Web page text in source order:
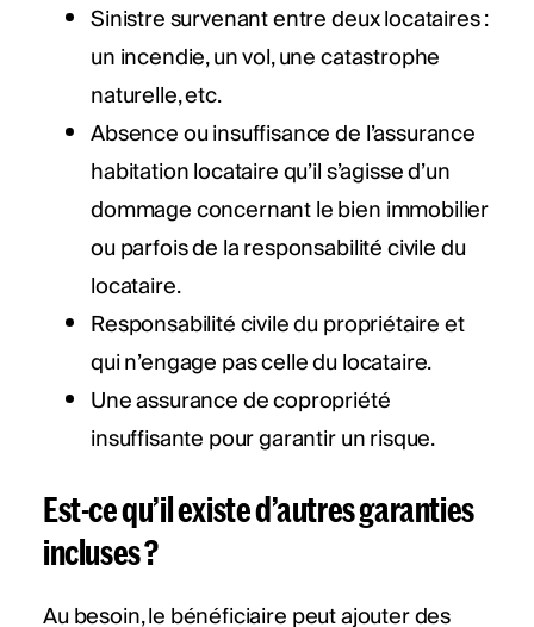
Sinistre survenant entre deux locataires :
un incendie, un vol, une catastrophe
naturelle, etc.
Absence ou insuffisance de l’assurance
habitation locataire qu’il s’agisse d’un
dommage concernant le bien immobilier
ou parfois de la responsabilité civile du
locataire.
Responsabilité civile du propriétaire et
qui n’engage pas celle du locataire.
Une assurance de copropriété
insuffisante pour garantir un risque.
Est-ce qu’il existe d’autres garanties
incluses ?
Au besoin, le bénéficiaire peut ajouter des